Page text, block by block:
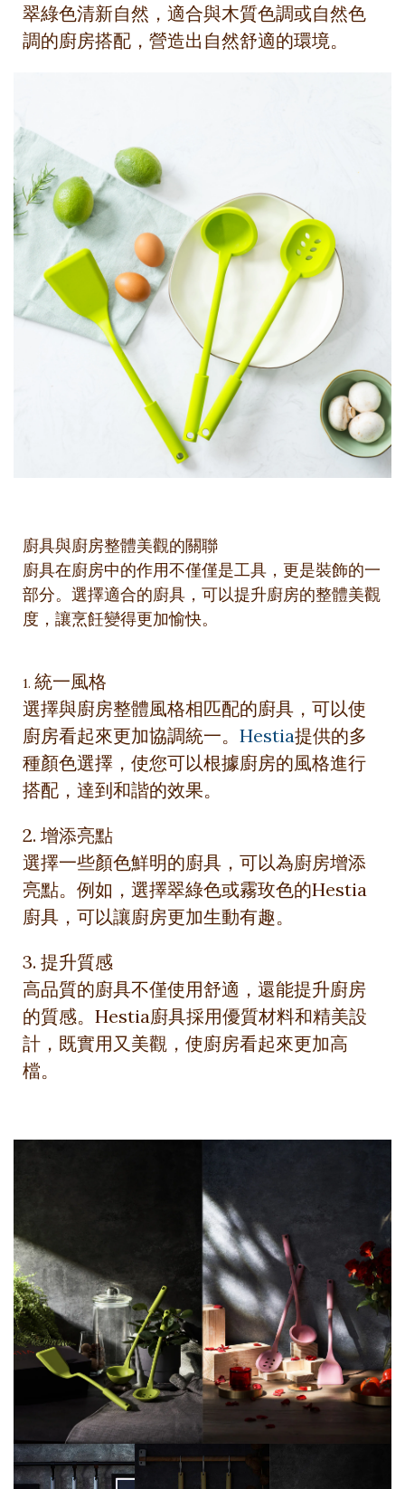
翠綠色清新自然，適合與木質色調或自然色
調的廚房搭配，營造出自然舒適的環境。
廚具與廚房整體美觀的關聯
廚具在廚房中的作用不僅僅是工具，更是裝飾的一
部分。選擇適合的廚具，可以提升廚房的整體美觀
度，讓烹飪變得更加愉快。
1. 統一風格
選擇與廚房整體風格相匹配的廚具，可以使
廚房看起來更加協調統一。 Hestia提供的多
種顏色選擇，使您可以根據廚房的風格進行
搭配，達到和諧的效果。
2. 增添亮點
選擇一些顏色鮮明的廚具，可以為廚房增添
亮點。例如，選擇翠綠色或霧玫色的Hestia
廚具，可以讓廚房更加生動有趣。
3. 提升質感
高品質的廚具不僅使用舒適，還能提升廚房
的質感。Hestia廚具採用優質材料和精美設
計，既實用又美觀，使廚房看起來更加高
檔。